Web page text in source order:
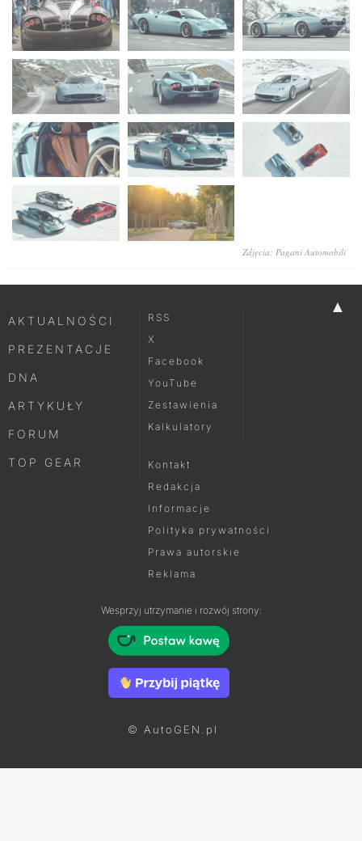
Zdjęcia: Pagani Automobili
▲
AKTUALNOŚCI
PREZENTACJE
DNA
ARTYKUŁY
FORUM
TOP GEAR
RSS
X
Facebook
YouTube
Zestawienia
Kalkulatory
Kontakt
Redakcja
Informacje
Polityka prywatności
Prawa autorskie
Reklama
Wesprzyj utrzymanie i rozwój strony:
© AutoGEN.pl